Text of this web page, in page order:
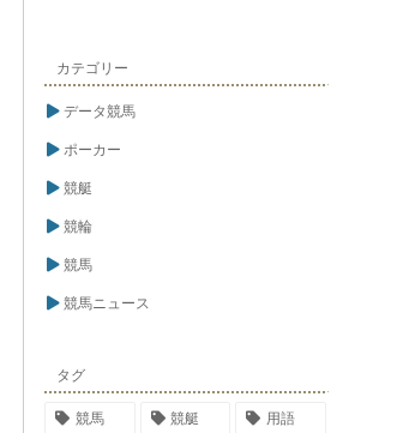
カテゴリー
データ競馬
ポーカー
競艇
競輪
競馬
競馬ニュース
タグ
競馬 競艇 用語